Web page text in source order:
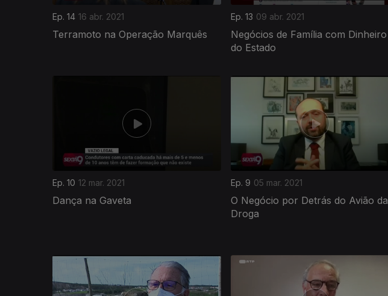
Ep. 14 16 abr. 2021
Terramoto na Operação Marquês
Ep. 13 09 abr. 2021
Negócios de Família com Dinheiro
do Estado
Ep. 10 12 mar. 2021
Dança na Gaveta
Ep. 9 05 mar. 2021
O Negócio por Detrás do Avião da
Droga
519766